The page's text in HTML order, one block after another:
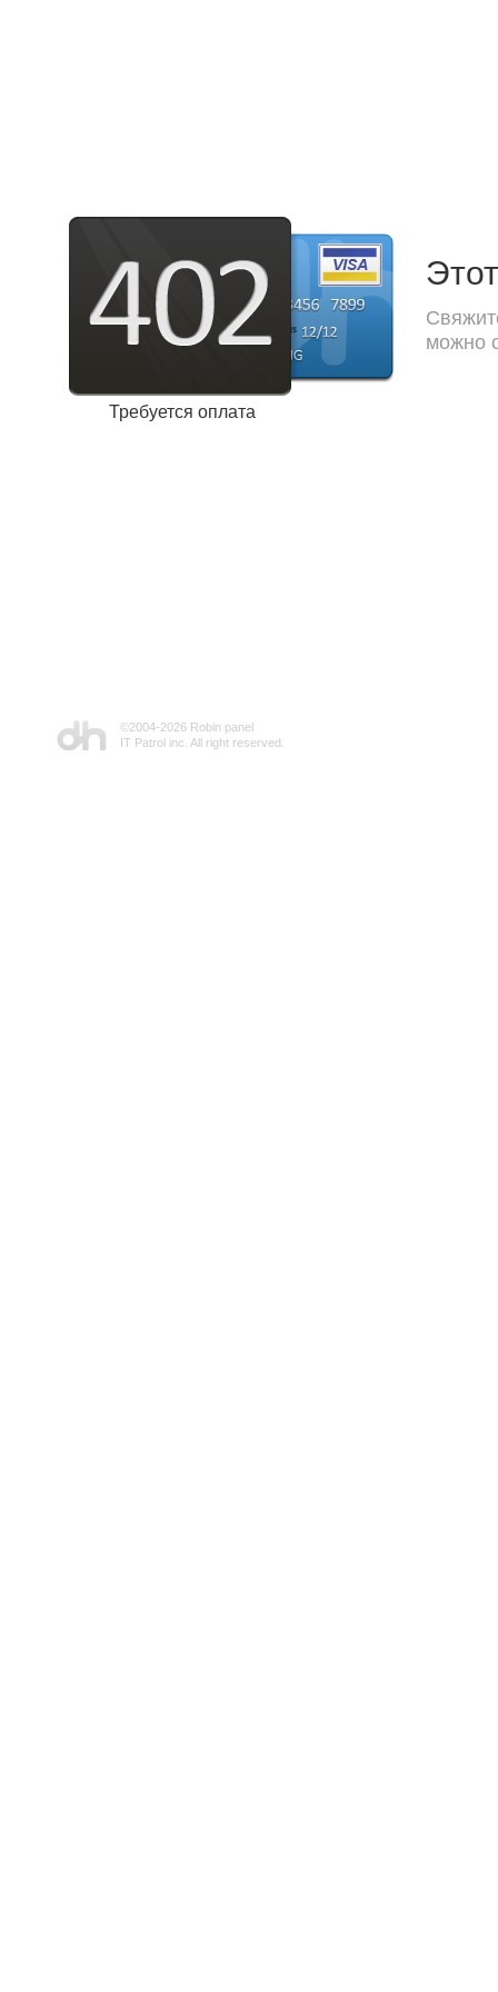
Требуется оплата
можно
©2004-2026 Robin panel
IT Patrol inc. All right reserved.